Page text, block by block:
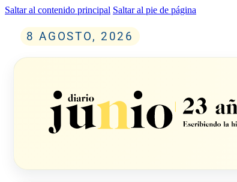
Saltar al contenido principal Saltar al pie de página
8 AGOSTO, 2026